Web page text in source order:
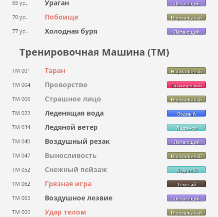
65 ур. Ураган Летающий
70 ур. Побоище Нормальный
77 ур. Холодная буря Летающий
Тренировочная Машина (ТМ)
ТМ 001 Таран Нормальный
ТМ 004 Проворство Психический
ТМ 006 Страшное лицо Нормальный
ТМ 022 Леденящая вода Водный
ТМ 034 Ледяной ветер Ледяной
ТМ 040 Воздушный резак Летающий
ТМ 047 Выносливость Нормальный
ТМ 052 Снежный пейзаж Ледяной
ТМ 062 Грязная игра Тёмный
ТМ 065 Воздушное лезвие Летающий
ТМ 066 Удар телом Нормальный